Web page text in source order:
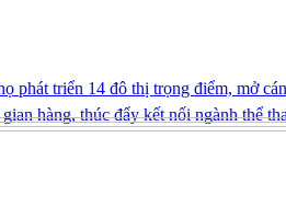
phát triển 14 đô thị trọng điểm, mở
hàng, thúc đẩy kết nối ngành thể